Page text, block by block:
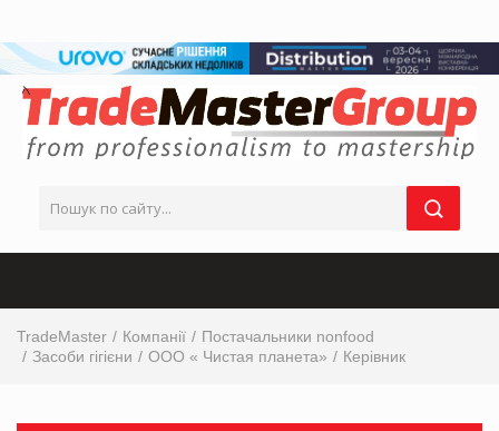
TradeMaster Компанії
Постачальники nonfood
Засоби гігієни
ООО « Чистая планета» Керівник